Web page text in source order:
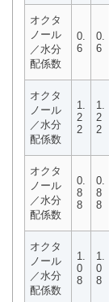
オクタ
ノール
／水分
配係数
0.
6
0.
6
オクタ
ノール
／水分
配係数
1.
2
2
1.
2
2
オクタ
ノール
／水分
配係数
0.
8
8
0.
8
8
オクタ
ノール
／水分
配係数
1.
0
8
1.
0
8